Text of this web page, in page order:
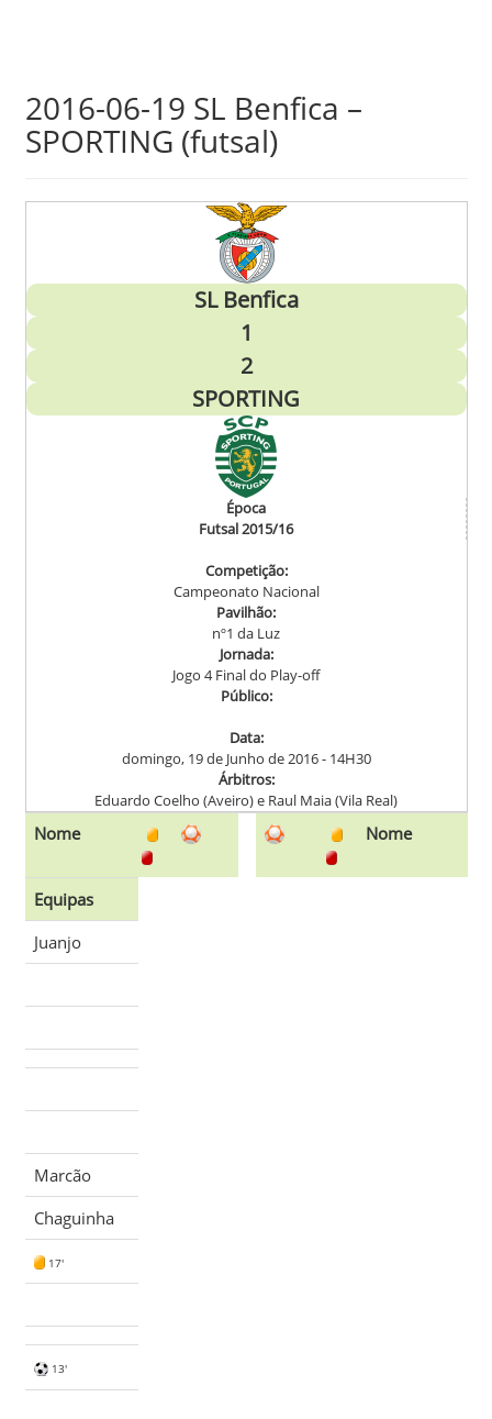
main
2016-06-19 SL Benfica –
SPORTING (futsal)
SL Benfica
1
2
SPORTING
Época
Futsal 2015/16
Competição:
Campeonato Nacional
Pavilhão:
nº1 da Luz
Jornada:
Jogo 4 Final do Play-off
Público:
Data:
domingo, 19 de Junho de 2016- 14H30
Árbitros:
Eduardo Coelho (Aveiro) e Raul Maia (Vila Real)
Nome Nome
Equipas
Juanjo
Marcão
Chaguinha
17'
13'